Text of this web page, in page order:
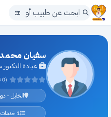
سفيان
عيادة
(0 تقييم)
الخليل -
1 خدمات